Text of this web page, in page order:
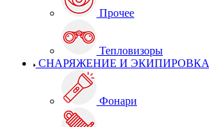
Прочее
Тепловизоры
СНАРЯЖЕНИЕ И ЭКИПИРОВКА
Фонари